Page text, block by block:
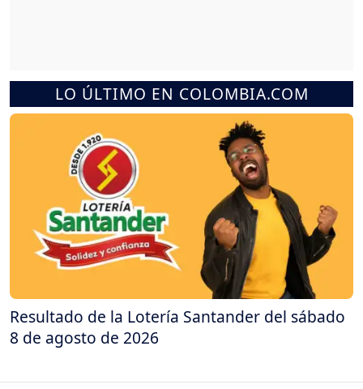
LO ÚLTIMO EN COLOMBIA.COM
Resultado de la Lotería Santander del sábado
8 de agosto de 2026